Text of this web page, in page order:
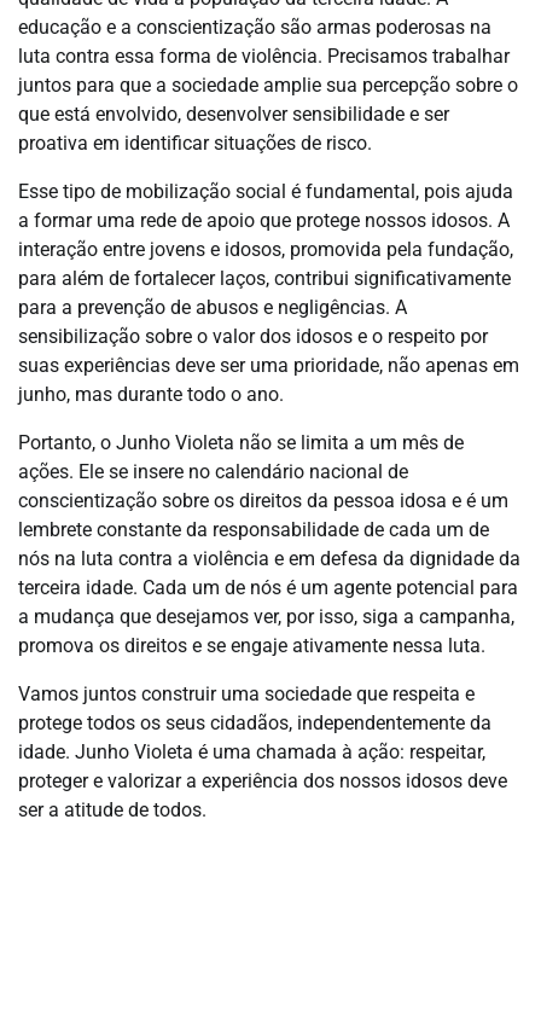
educação e a conscientização são armas poderosas na
luta contra essa forma de violência. Precisamos trabalhar
juntos para que a sociedade amplie sua percepção sobre o
que está envolvido, desenvolver sensibilidade e ser
proativa em identificar situações de risco.
Esse tipo de mobilização social é fundamental, pois ajuda
a formar uma rede de apoio que protege nossos idosos. A
interação entre jovens e idosos, promovida pela fundação,
para além de fortalecer laços, contribui significativamente
para a prevenção de abusos e negligências. A
sensibilização sobre o valor dos idosos e o respeito por
suas experiências deve ser uma prioridade, não apenas em
junho, mas durante todo o ano.
Portanto, o Junho Violeta não se limita a um mês de
ações. Ele se insere no calendário nacional de
conscientização sobre os direitos da pessoa idosa e é um
lembrete constante da responsabilidade de cada um de
nós na luta contra a violência e em defesa da dignidade da
terceira idade. Cada um de nós é um agente potencial para
a mudança que desejamos ver, por isso, siga a campanha,
promova os direitos e se engaje ativamente nessa luta.
Vamos juntos construir uma sociedade que respeita e
protege todos os seus cidadãos, independentemente da
idade. Junho Violeta é uma chamada à ação: respeitar,
proteger e valorizar a experiência dos nossos idosos deve
ser a atitude de todos.